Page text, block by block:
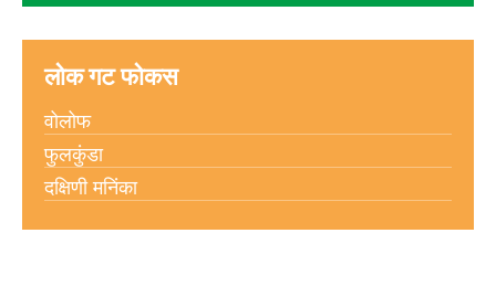
लोक गट फोकस
वोलोफ
फुलकुंडा
दक्षिणी मनिंका